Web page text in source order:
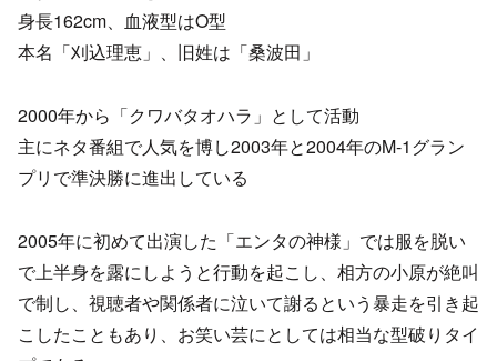
身長162cm、血液型はO型
本名「刈込理恵」、旧姓は「桑波田」
2000年から「クワバタオハラ」として活動
主にネタ番組で人気を博し2003年と2004年のM-1グラン
プリで準決勝に進出している
2005年に初めて出演した「エンタの神様」では服を脱い
で上半身を露にしようと行動を起こし、相方の小原が絶叫
で制し、視聴者や関係者に泣いて謝るという暴走を引き起
こしたこともあり、お笑い芸にとしては相当な型破りタイ